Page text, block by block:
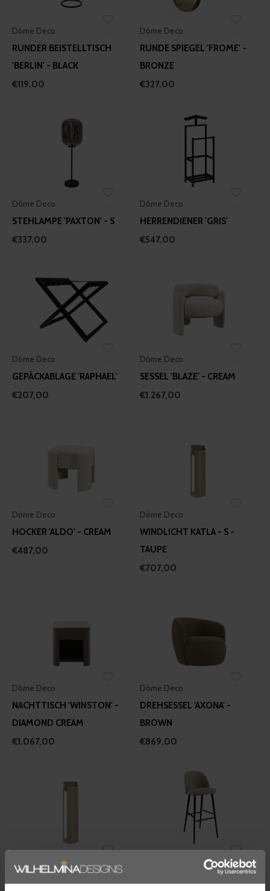
Dôme Deco
RUNDER BEISTELLTISCH
'BERLIN' - BLACK
€119,00
Dôme Deco
RUNDE SPIEGEL 'FROME' -
BRONZE
€327,00
Dôme Deco
STEHLAMPE 'PAXTON' - S
€337,00
Dôme Deco
HERRENDIENER 'GRIS'
€547,00
Dôme Deco
GEPÄCKABLAGE 'RAPHAEL'
€207,00
Dôme Deco
SESSEL 'BLAZE' - CREAM
€1.267,00
Dôme Deco
HOCKER 'ALDO' - CREAM
€487,00
Dôme Deco
WINDLICHT KATLA - S -
TAUPE
€707,00
Dôme Deco
NACHTTISCH 'WINSTON' -
DIAMOND CREAM
€1.067,00
Dôme Deco
DREHSESSEL 'AXONA' -
BROWN
€869,00
BARSTUHL 'VERGE' - PHILO